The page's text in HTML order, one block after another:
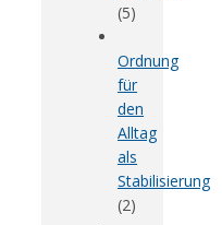
(5)
Ordnung
für
den
Alltag
als
Stabilisierung
(2)